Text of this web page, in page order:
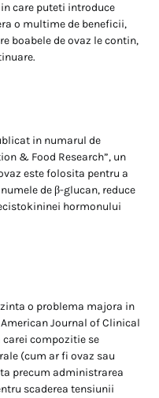
care puteti introduce
o multime de beneficii,
boabele de ovaz le contin,
in numarul de
& Food Research”, un
este folosita pentru a
de β-glucan, reduce
hormonului
o problema majora in
Journal of Clinical
compozitie se
(cum ar fi ovaz sau
precum administrarea
scaderea tensiunii